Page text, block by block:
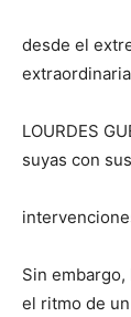
desde el
extraordinaria
LOURDES
suyas con sus
Sin
el ritmo de un